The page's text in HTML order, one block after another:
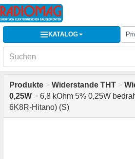
KATALOG
Produkte > Widerstande THT >
0,25W > 6,8 kOhm 5% 0,25W
6K8R-Hitano) (S)